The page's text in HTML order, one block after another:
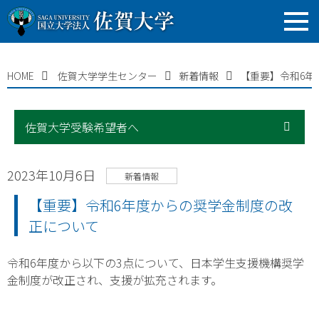
HOME 佐賀大学学生センター 新着情報 【重要】令和6
佐賀大学受験希望者へ
2023年10月6日 新着情報
【重要】令和6年度からの奨学金制度の改
正について
令和6年度から以下の3点について、日本学生支援機構奨学
金制度が改正され、支援が拡充されます。